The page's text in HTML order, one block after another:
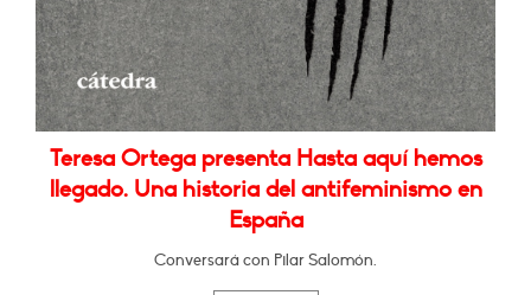
Teresa Ortega presenta Hasta aquí hemos
llegado. Una historia del antifeminismo en
España
Conversará con Pilar Salomón.